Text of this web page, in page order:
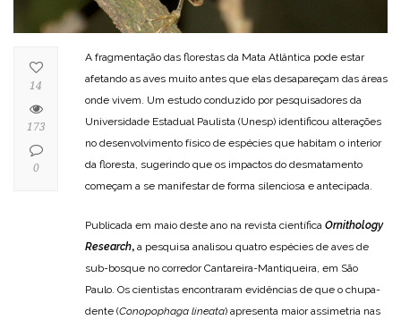
A fragmentação das florestas da Mata Atlântica pode estar
afetando as aves muito antes que elas desapareçam das áreas
onde vivem. Um estudo conduzido por pesquisadores da
Universidade Estadual Paulista (Unesp) identificou alterações
no desenvolvimento físico de espécies que habitam o interior
da floresta, sugerindo que os impactos do desmatamento
começam a se manifestar de forma silenciosa e antecipada.
Publicada em maio deste ano na revista científica Ornithology
Research, a pesquisa analisou quatro espécies de aves de
sub-bosque no corredor Cantareira-Mantiqueira, em São
Paulo. Os cientistas encontraram evidências de que o chupa-
dente (Conopophaga lineata) apresenta maior assimetria nas
14
173
0